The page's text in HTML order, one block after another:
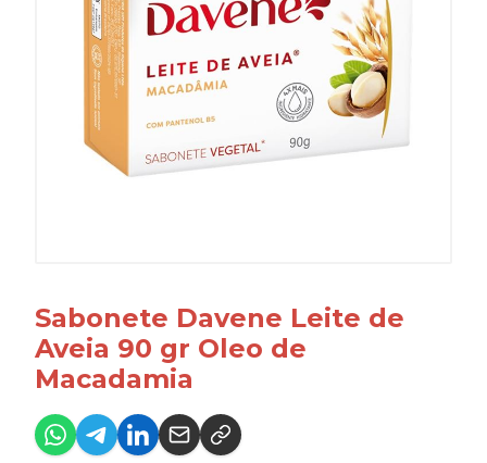
Sabonete Davene Leite de
Aveia 90 gr Oleo de
Macadamia